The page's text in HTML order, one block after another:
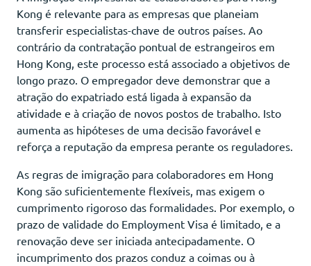
Kong é relevante para as empresas que planeiam
transferir especialistas-chave de outros países. Ao
contrário da contratação pontual de estrangeiros em
Hong Kong, este processo está associado a objetivos de
longo prazo. O empregador deve demonstrar que a
atração do expatriado está ligada à expansão da
atividade e à criação de novos postos de trabalho. Isto
aumenta as hipóteses de uma decisão favorável e
reforça a reputação da empresa perante os reguladores.
As regras de imigração para colaboradores em Hong
Kong são suficientemente flexíveis, mas exigem o
cumprimento rigoroso das formalidades. Por exemplo, o
prazo de validade do Employment Visa é limitado, e a
renovação deve ser iniciada antecipadamente. O
incumprimento dos prazos conduz a coimas ou à